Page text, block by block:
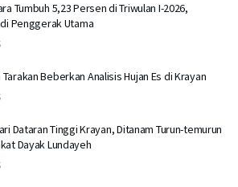
Tumbuh 5,23 Persen di Triwulan I-2026,
Penggerak Utama
Beberkan Analisis Hujan Es di Krayan
Dataran Tinggi Krayan, Ditanam Turun-temurun
Dayak Lundayeh